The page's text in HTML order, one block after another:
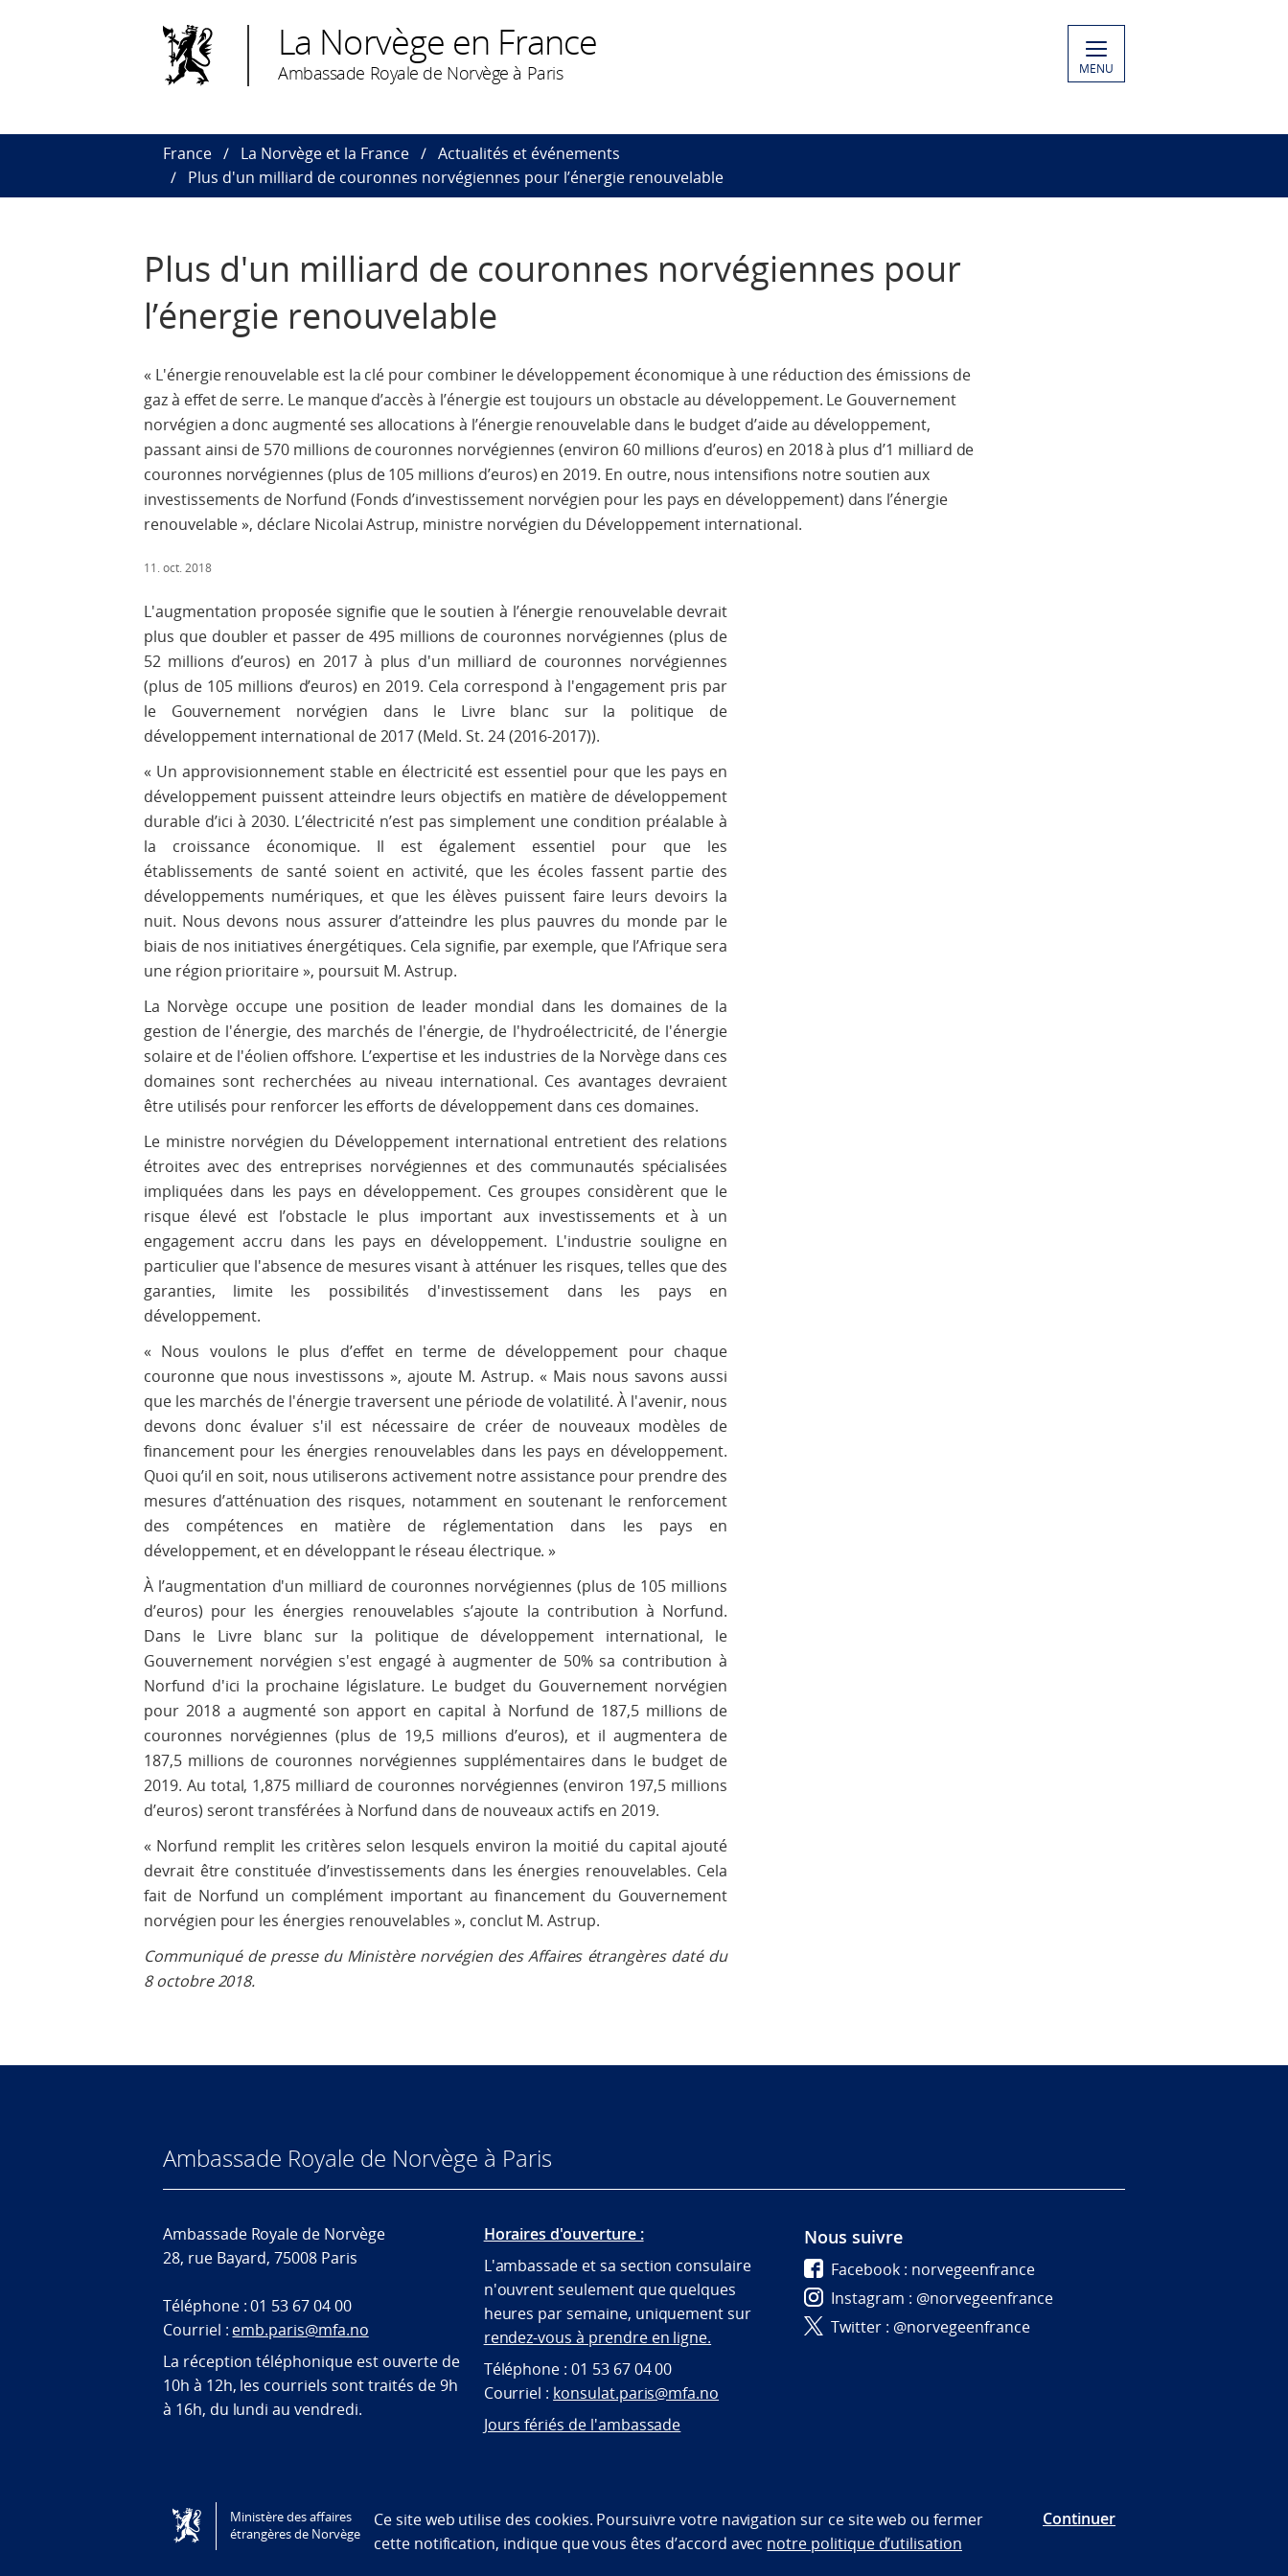
La Norvège en France
Ambassade Royale de Norvège à Paris MENU
France La Norvège et la France
Actualités et événements
Plus d'un milliard de couronnes norvégiennes pour l’énergie renouvelable
Plus d'un milliard de couronnes norvégiennes pour
l’énergie renouvelable
« L'énergie renouvelable est la clé pour combiner le développement économique à une réduction des émissions de
gaz à effet de serre. Le manque d’accès à l’énergie est toujours un obstacle au développement. Le Gouvernement
norvégien a donc augmenté ses allocations à l’énergie renouvelable dans le budget d’aide au développement,
passant ainsi de 570 millions de couronnes norvégiennes (environ 60 millions d’euros) en 2018 à plus d’1 milliard de
couronnes norvégiennes (plus de 105 millions d’euros) en 2019. En outre, nous intensifions notre soutien aux
investissements de Norfund (Fonds d’investissement norvégien pour les pays en développement) dans l’énergie
renouvelable », déclare Nicolai Astrup, ministre norvégien du Développement international.
11. oct. 2018
L'augmentation proposée signifie que le soutien à l’énergie renouvelable devrait
plus que doubler et passer de 495 millions de couronnes norvégiennes (plus de
52 millions d’euros) en 2017 à plus d'un milliard de couronnes norvégiennes
(plus de 105 millions d’euros) en 2019. Cela correspond à l'engagement pris par
le Gouvernement norvégien dans le Livre blanc sur la politique de
développement international de 2017 (Meld. St. 24 (2016-2017)).
« Un approvisionnement stable en électricité est essentiel pour que les pays en
développement puissent atteindre leurs objectifs en matière de développement
durable d’ici à 2030. L’électricité n’est pas simplement une condition préalable à
la croissance économique. Il est également essentiel pour que les
établissements de santé soient en activité, que les écoles fassent partie des
développements numériques, et que les élèves puissent faire leurs devoirs la
nuit. Nous devons nous assurer d’atteindre les plus pauvres du monde par le
biais de nos initiatives énergétiques. Cela signifie, par exemple, que l’Afrique sera
une région prioritaire », poursuit M. Astrup.
La Norvège occupe une position de leader mondial dans les domaines de la
gestion de l'énergie, des marchés de l'énergie, de l'hydroélectricité, de l'énergie
solaire et de l'éolien offshore. L’expertise et les industries de la Norvège dans ces
domaines sont recherchées au niveau international. Ces avantages devraient
être utilisés pour renforcer les efforts de développement dans ces domaines.
Le ministre norvégien du Développement international entretient des relations
étroites avec des entreprises norvégiennes et des communautés spécialisées
impliquées dans les pays en développement. Ces groupes considèrent que le
risque élevé est l’obstacle le plus important aux investissements et à un
engagement accru dans les pays en développement. L'industrie souligne en
particulier que l'absence de mesures visant à atténuer les risques, telles que des
garanties, limite les possibilités d'investissement dans les pays en
développement.
« Nous voulons le plus d’effet en terme de développement pour chaque
couronne que nous investissons », ajoute M. Astrup. « Mais nous savons aussi
que les marchés de l'énergie traversent une période de volatilité. À l'avenir, nous
devons donc évaluer s'il est nécessaire de créer de nouveaux modèles de
financement pour les énergies renouvelables dans les pays en développement.
Quoi qu’il en soit, nous utiliserons activement notre assistance pour prendre des
mesures d’atténuation des risques, notamment en soutenant le renforcement
des compétences en matière de réglementation dans les pays en
développement, et en développant le réseau électrique. »
À l’augmentation d'un milliard de couronnes norvégiennes (plus de 105 millions
d’euros) pour les énergies renouvelables s’ajoute la contribution à Norfund.
Dans le Livre blanc sur la politique de développement international, le
Gouvernement norvégien s'est engagé à augmenter de 50% sa contribution à
Norfund d'ici la prochaine législature. Le budget du Gouvernement norvégien
pour 2018 a augmenté son apport en capital à Norfund de 187,5 millions de
couronnes norvégiennes (plus de 19,5 millions d’euros), et il augmentera de
187,5 millions de couronnes norvégiennes supplémentaires dans le budget de
2019. Au total, 1,875 milliard de couronnes norvégiennes (environ 197,5 millions
d’euros) seront transférées à Norfund dans de nouveaux actifs en 2019.
« Norfund remplit les critères selon lesquels environ la moitié du capital ajouté
devrait être constituée d’investissements dans les énergies renouvelables. Cela
fait de Norfund un complément important au financement du Gouvernement
norvégien pour les énergies renouvelables », conclut M. Astrup.
Communiqué de presse du Ministère norvégien des Affaires étrangères daté du
8 octobre 2018.
Ambassade Royale de Norvège à Paris
Ambassade Royale de Norvège
28, rue Bayard, 75008 Paris
Téléphone : 01 53 67 04 00
Courriel : emb.paris@mfa.no
La réception téléphonique est ouverte de
10h à 12h, les courriels sont traités de 9h
à 16h, du lundi au vendredi.
Horaires d'ouverture :
L'ambassade et sa section consulaire
n'ouvrent seulement que quelques
heures par semaine, uniquement sur
rendez-vous à prendre en ligne.
Téléphone : 01 53 67 04 00
Courriel : konsulat.paris@mfa.no
Jours fériés de l'ambassade
Nous suivre
Facebook : norvegeenfrance
Instagram : @norvegeenfrance
Twitter : @norvegeenfrance
Tilgjengelighetserklæring / Accessibility statement (NO)
Ministère des affaires
étrangères de Norvège
Ce site web utilise des cookies. Poursuivre votre navigation sur ce site web ou fermer
cette notification, indique que vous êtes d’accord avec notre politique d’utilisation
Continuer